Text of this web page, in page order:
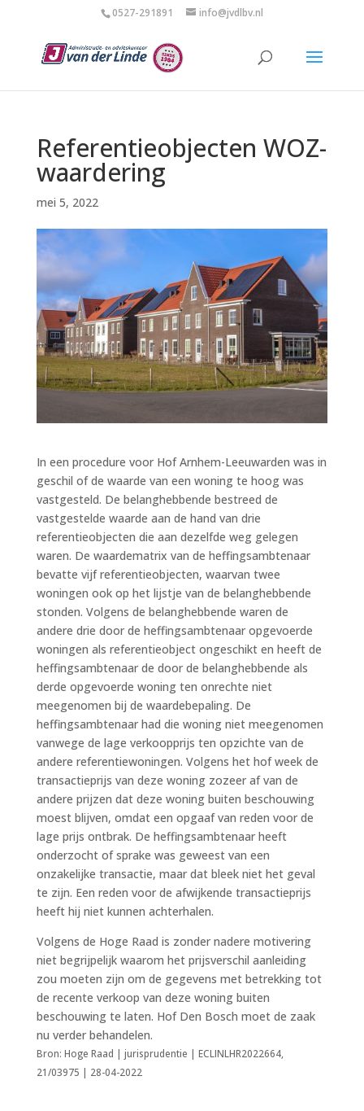
0527-291891 info@jvdlbv.nl
Referentieobjecten WOZ-
waardering
mei 5, 2022
In een procedure voor Hof Arnhem-Leeuwarden was in
geschil of de waarde van een woning te hoog was
vastgesteld. De belanghebbende bestreed de
vastgestelde waarde aan de hand van drie
referentieobjecten die aan dezelfde weg gelegen
waren. De waardematrix van de heffingsambtenaar
bevatte vijf referentieobjecten, waarvan twee
woningen ook op het lijstje van de belanghebbende
stonden. Volgens de belanghebbende waren de
andere drie door de heffingsambtenaar opgevoerde
woningen als referentieobject ongeschikt en heeft de
heffingsambtenaar de door de belanghebbende als
derde opgevoerde woning ten onrechte niet
meegenomen bij de waardebepaling. De
heffingsambtenaar had die woning niet meegenomen
vanwege de lage verkoopprijs ten opzichte van de
andere referentiewoningen. Volgens het hof week de
transactieprijs van deze woning zozeer af van de
andere prijzen dat deze woning buiten beschouwing
moest blijven, omdat een opgaaf van reden voor de
lage prijs ontbrak. De heffingsambtenaar heeft
onderzocht of sprake was geweest van een
onzakelijke transactie, maar dat bleek niet het geval
te zijn. Een reden voor de afwijkende transactieprijs
heeft hij niet kunnen achterhalen.
Volgens de Hoge Raad is zonder nadere motivering
niet begrijpelijk waarom het prijsverschil aanleiding
zou moeten zijn om de gegevens met betrekking tot
de recente verkoop van deze woning buiten
beschouwing te laten. Hof Den Bosch moet de zaak
nu verder behandelen.
Bron: Hoge Raad | jurisprudentie | ECLINLHR2022664,
21/03975 | 28-04-2022